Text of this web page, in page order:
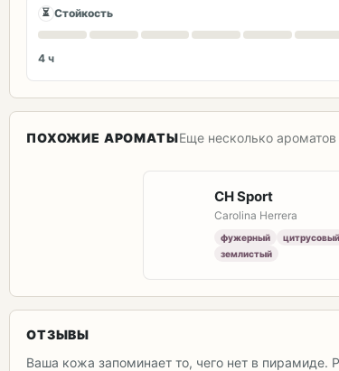
⏳ Стойкость
4 ч
ПОХОЖИЕ АРОМАТЫЕще несколько
CH Sport
Carolina Herrera
фужерный
цитрусовый
землистый
ОТЗЫВЫ
Ваша кожа запоминает то, чего нет в